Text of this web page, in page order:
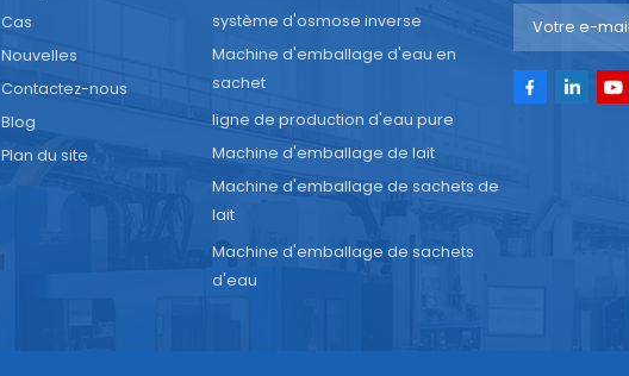
Cas
Nouvelles
Contactez-nous
Blog
Plan du site
système d'osmose inverse
Machine d'emballage d'eau en
sachet
ligne de production d'eau pure
Machine d'emballage de lait
Machine d'emballage de sachets de
lait
Machine d'emballage de sachets
d'eau